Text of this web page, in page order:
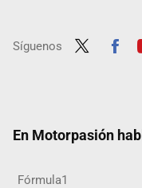
Síguenos
En Motorpasión
Fórmula1